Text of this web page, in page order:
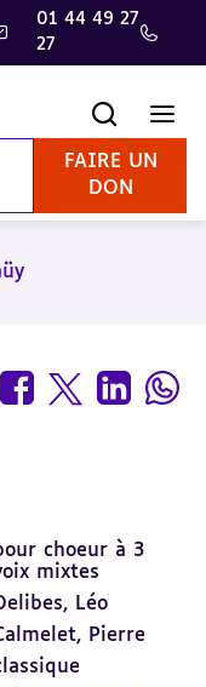
01 44 49 27
27
FAIRE UN
DON
choeur à 3
mixtes
Léo
Pierre